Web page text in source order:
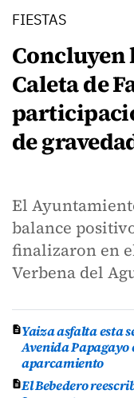
FIESTAS
Concluyen
Caleta de
de
El
balance
finalizaron en
Verbena del
Yaiza asfalta esta
Avenida Papagayo
aparcamiento
El Bebedero